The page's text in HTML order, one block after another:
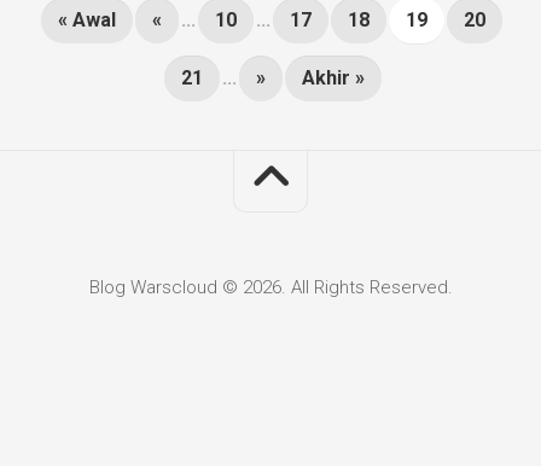
« Awal « ... 10 ... 17 18 19 20
21 ... » Akhir »
Blog Warscloud © 2026. All Rights Reserved.